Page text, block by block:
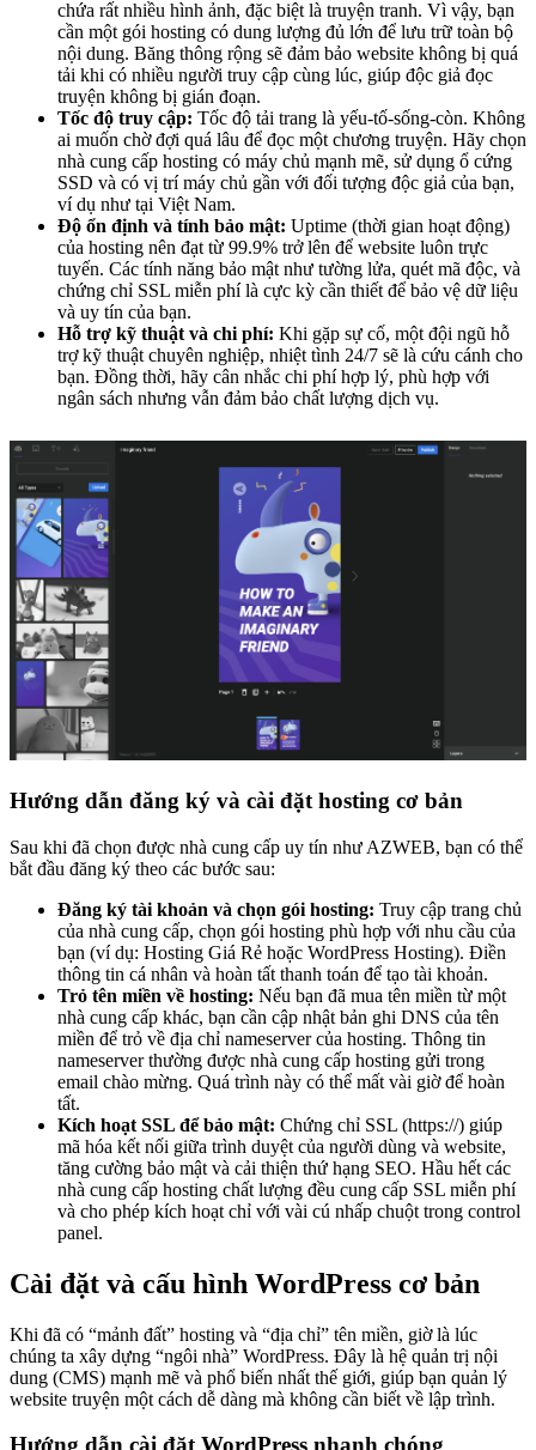
chứa rất nhiều hình ảnh, đặc biệt là truyện tranh. Vì vậy, bạn
cần một gói hosting có dung lượng đủ lớn để lưu trữ toàn bộ
nội dung. Băng thông rộng sẽ đảm bảo website không bị quá
tải khi có nhiều người truy cập cùng lúc, giúp độc giả đọc
truyện không bị gián đoạn.
Tốc độ truy cập: Tốc độ tải trang là yếu-tố-sống-còn. Không
ai muốn chờ đợi quá lâu để đọc một chương truyện. Hãy chọn
nhà cung cấp hosting có máy chủ mạnh mẽ, sử dụng ổ cứng
SSD và có vị trí máy chủ gần với đối tượng độc giả của bạn,
ví dụ như tại Việt Nam.
Độ ổn định và tính bảo mật: Uptime (thời gian hoạt động)
của hosting nên đạt từ 99.9% trở lên để website luôn trực
tuyến. Các tính năng bảo mật như tường lửa, quét mã độc, và
chứng chỉ SSL miễn phí là cực kỳ cần thiết để bảo vệ dữ liệu
và uy tín của bạn.
Hỗ trợ kỹ thuật và chi phí: Khi gặp sự cố, một đội ngũ hỗ
trợ kỹ thuật chuyên nghiệp, nhiệt tình 24/7 sẽ là cứu cánh cho
bạn. Đồng thời, hãy cân nhắc chi phí hợp lý, phù hợp với
ngân sách nhưng vẫn đảm bảo chất lượng dịch vụ.
Hướng dẫn đăng ký và cài đặt hosting cơ bản
Sau khi đã chọn được nhà cung cấp uy tín như AZWEB, bạn có thể
bắt đầu đăng ký theo các bước sau:
Đăng ký tài khoản và chọn gói hosting: Truy cập trang chủ
của nhà cung cấp, chọn gói hosting phù hợp với nhu cầu của
bạn (ví dụ: Hosting Giá Rẻ hoặc WordPress Hosting). Điền
thông tin cá nhân và hoàn tất thanh toán để tạo tài khoản.
Trỏ tên miền về hosting: Nếu bạn đã mua tên miền từ một
nhà cung cấp khác, bạn cần cập nhật bản ghi DNS của tên
miền để trỏ về địa chỉ nameserver của hosting. Thông tin
nameserver thường được nhà cung cấp hosting gửi trong
email chào mừng. Quá trình này có thể mất vài giờ để hoàn
tất.
Kích hoạt SSL để bảo mật: Chứng chỉ SSL (https://) giúp
mã hóa kết nối giữa trình duyệt của người dùng và website,
tăng cường bảo mật và cải thiện thứ hạng SEO. Hầu hết các
nhà cung cấp hosting chất lượng đều cung cấp SSL miễn phí
và cho phép kích hoạt chỉ với vài cú nhấp chuột trong control
panel.
Cài đặt và cấu hình WordPress cơ bản
Khi đã có “mảnh đất” hosting và “địa chỉ” tên miền, giờ là lúc
chúng ta xây dựng “ngôi nhà” WordPress. Đây là hệ quản trị nội
dung (CMS) mạnh mẽ và phổ biến nhất thế giới, giúp bạn quản lý
website truyện một cách dễ dàng mà không cần biết về lập trình.
Hướng dẫn cài đặt WordPress nhanh chóng